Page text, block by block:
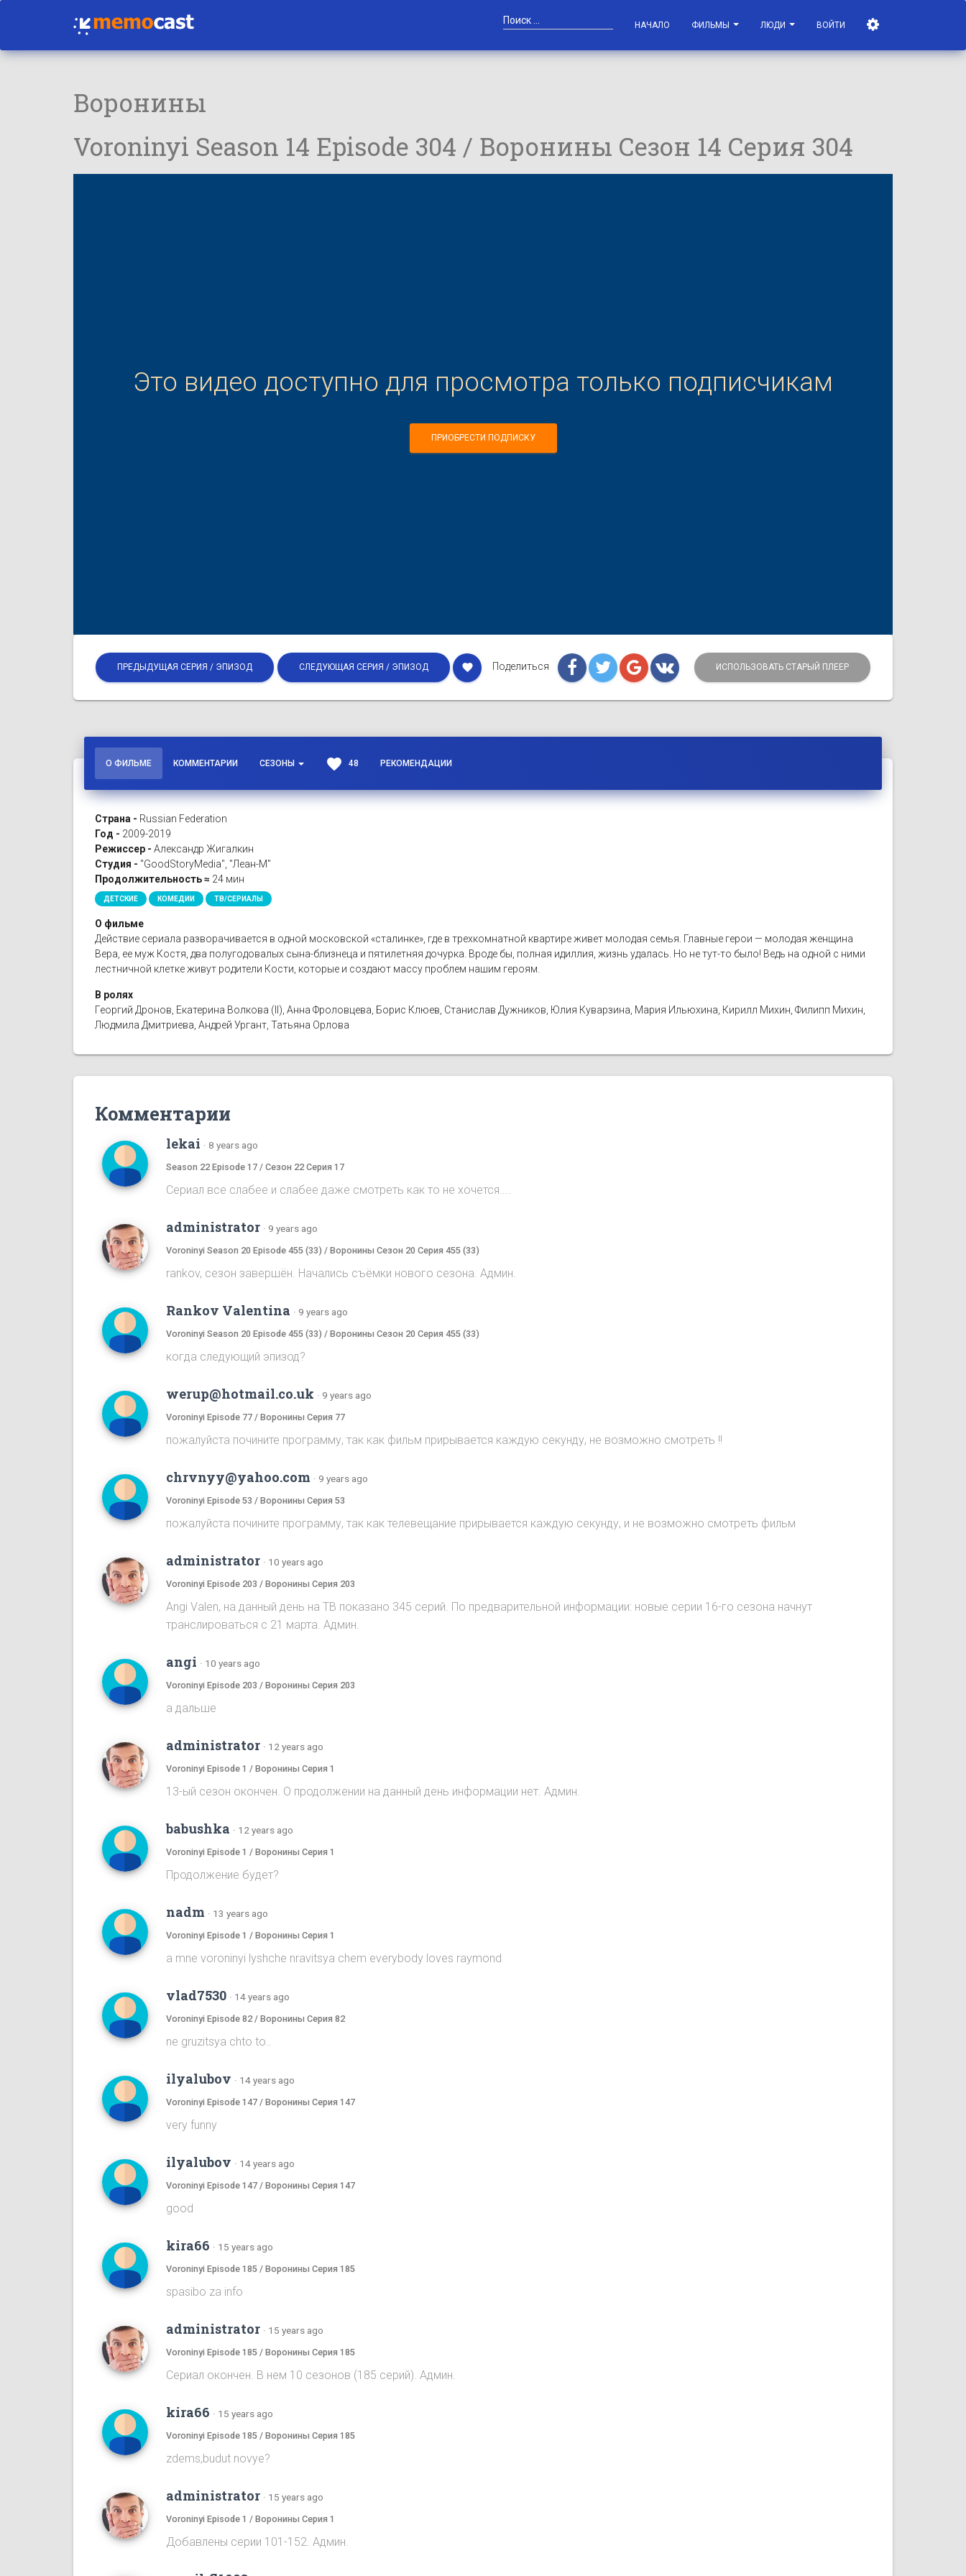
НАЧАЛО ФИЛЬМЫ ЛЮДИ ВОЙТИ
Воронины
Voroninyi Season 14 Episode 304 / Воронины Сезон 14 Серия 304
Это видео доступно для просмотра только подписчикам
ПРИОБРЕСТИ ПОДПИСКУ
ПРЕДЫДУЩАЯ СЕРИЯ / ЭПИЗОД СЛЕДУЮЩАЯ СЕРИЯ / ЭПИЗОД favorite Поделиться ИСПОЛЬЗОВАТЬ СТАРЫЙ ПЛЕЕР
О ФИЛЬМЕ КОММЕНТАРИИ СЕЗОНЫ favorite 48 РЕКОМЕНДАЦИИ
Страна - Russian Federation
Год - 2009-2019
Режиссер - Александр Жигалкин
Студия - "GoodStoryMedia", "Леан-М"
Продолжительность ≈ 24 мин
ДЕТСКИЕ КОМЕДИИ ТВ/СЕРИАЛЫ
О фильме
Действие сериала разворачивается в одной московской «сталинке», где в трехкомнатной квартире живет молодая семья. Главные герои — молодая женщина
Вера, ее муж Костя, два полугодовалых сына-близнеца и пятилетняя дочурка. Вроде бы, полная идиллия, жизнь удалась. Но не тут-то было! Ведь на одной с ними
лестничной клетке живут родители Кости, которые и создают массу проблем нашим героям.
В ролях
Георгий Дронов, Екатерина Волкова (II), Анна Фроловцева, Борис Клюев, Станислав Дужников, Юлия Куварзина, Мария Ильюхина, Кирилл Михин, Филипп Михин,
Людмила Дмитриева, Андрей Ургант, Татьяна Орлова
Комментарии
lekai · 8 years ago
Season 22 Episode 17 / Сезон 22 Серия 17
Сериал все слабее и слабее даже смотреть как то не хочется....
administrator · 9 years ago
Voroninyi Season 20 Episode 455 (33) / Воронины Сезон 20 Серия 455 (33)
rankov, сезон завершён. Начались съёмки нового сезона. Админ.
Rankov Valentina · 9 years ago
Voroninyi Season 20 Episode 455 (33) / Воронины Сезон 20 Серия 455 (33)
когда следующий эпизод?
werup@hotmail.co.uk · 9 years ago
Voroninyi Episode 77 / Воронины Серия 77
пожалуйста почините программу, так как фильм прирывается каждую секунду, не возможно смотреть !!
chrvnyy@yahoo.com · 9 years ago
Voroninyi Episode 53 / Воронины Серия 53
пожалуйста почините программу, так как телевещание прирывается каждую секунду, и не возможно смотреть фильм
administrator · 10 years ago
Voroninyi Episode 203 / Воронины Серия 203
Angi Valen, на данный день на ТВ показано 345 серий. По предварительной информации: новые серии 16-го сезона начнут
транслироваться с 21 марта. Админ.
angi · 10 years ago
Voroninyi Episode 203 / Воронины Серия 203
а дальше
administrator · 12 years ago
Voroninyi Episode 1 / Воронины Серия 1
13-ый сезон окончен. О продолжении на данный день информации нет. Админ.
babushka · 12 years ago
Voroninyi Episode 1 / Воронины Серия 1
Продолжение будет?
nadm · 13 years ago
Voroninyi Episode 1 / Воронины Серия 1
a mne voroninyi lyshche nravitsya chem everybody loves raymond
vlad7530 · 14 years ago
Voroninyi Episode 82 / Воронины Серия 82
ne gruzitsya chto to..
ilyalubov · 14 years ago
Voroninyi Episode 147 / Воронины Серия 147
very funny
ilyalubov · 14 years ago
Voroninyi Episode 147 / Воронины Серия 147
good
kira66 · 15 years ago
Voroninyi Episode 185 / Воронины Серия 185
spasibo za info
administrator · 15 years ago
Voroninyi Episode 185 / Воронины Серия 185
Сериал окончен. В нем 10 сезонов (185 серий). Админ.
kira66 · 15 years ago
Voroninyi Episode 185 / Воронины Серия 185
zdems,budut novye?
administrator · 15 years ago
Voroninyi Episode 1 / Воронины Серия 1
Добавлены серии 101-152. Админ.